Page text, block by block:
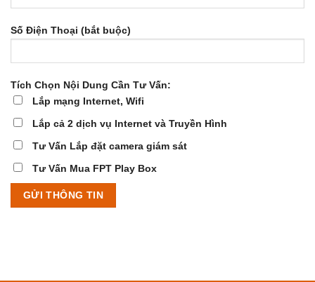
Số Điện Thoại (bắt buộc)
Tích Chọn Nội Dung Cần Tư Vấn:
Lắp mạng Internet, Wifi
Lắp cả 2 dịch vụ Internet và Truyền Hình
Tư Vấn Lắp đặt camera giám sát
Tư Vấn Mua FPT Play Box